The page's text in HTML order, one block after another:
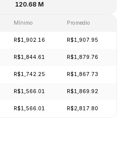
120.68 M
Mínimo Promedio
R$1,902.16 R$1,907.95
R$1,844.61 R$1,879.76
R$1,742.25 R$1,867.73
R$1,566.01 R$1,869.92
R$1,566.01 R$2,817.80